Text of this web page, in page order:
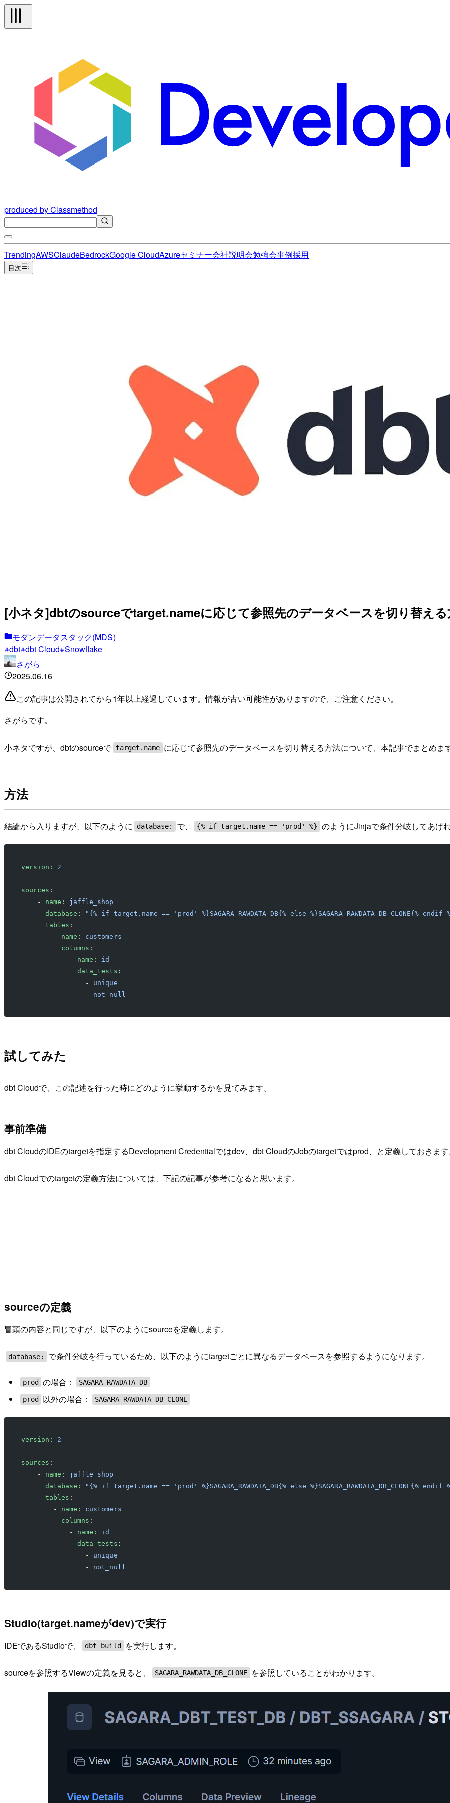
produced by Classmethod
TrendingAWSClaudeBedrockGoogle CloudAzureセミナー会社説明会勉強会事例採用
目次
[小ネタ]dbtのsourceでtarget.nameに応じて参照先のデータベースを切り替え
モダンデータスタック(MDS)
dbt dbt Cloud Snowflake
さがら
2025.06.16
この記事は公開されてから1年以上経過しています。情報が古い可能性がありますので、ご注意ください。
さがらです。
小ネタですが、dbtのsourceで target.name に応じて参照先のデータベースを切り替える方法について、本記事でまとめま
方法
結論から入りますが、以下のように database: で、 {% if target.name == 'prod' %} のようにJinjaで条件分岐してあげ
version : 2
sources :
    -
name : jaffle_shop
      database
:
"{% if target.name == 'prod' %}SAGARA_RAWDATA_DB{% else %}SAGARA_RAWDATA_DB_CLONE{% endif
      tables
:
        -
name : customers
          columns
:
            -
name : id
              data_tests
:
                -
unique
                -
not_null
試してみた
dbt Cloudで、この記述を行った時にどのように挙動するかを見てみます。
事前準備
dbt CloudのIDEのtargetを指定するDevelopment Credentialではdev、dbt CloudのJobのtargetではprod、と定義しておきま
dbt Cloudでのtargetの定義方法については、下記の記事が参考になると思います。
sourceの定義
冒頭の内容と同じですが、以下のようにsourceを定義します。
database: で条件分岐を行っているため、以下のようにtargetごとに異なるデータベースを参照するようになります。
prod の場合： SAGARA_RAWDATA_DB
prod 以外の場合： SAGARA_RAWDATA_DB_CLONE
version : 2
sources :
    -
name : jaffle_shop
      database
:
"{% if target.name == 'prod' %}SAGARA_RAWDATA_DB{% else %}SAGARA_RAWDATA_DB_CLONE{% endif
      tables
:
        -
name : customers
          columns
:
            -
name : id
              data_tests
:
                -
unique
                -
not_null
Studio(target.nameがdev)で実行
IDEであるStudioで、 dbt build を実行します。
sourceを参照するViewの定義を見ると、 SAGARA_RAWDATA_DB_CLONE を参照していることがわかります。